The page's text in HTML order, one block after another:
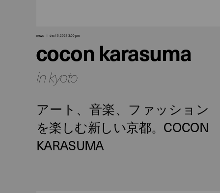
news dec 15, 2021 3:00 pm
cocon karasuma
in kyoto